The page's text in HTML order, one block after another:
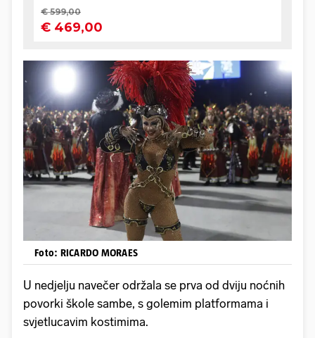
Foto: RICARDO MORAES
U nedjelju navečer održala se prva od dviju noćnih
povorki škole sambe, s golemim platformama i
svjetlucavim kostimima.